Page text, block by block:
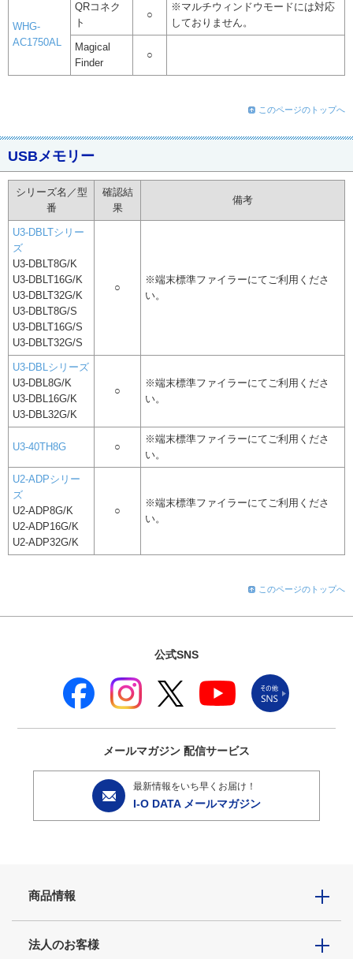
WHG-
AC1750AL
QRコネク
ト
○
※マルチウィンドウモードには対応
しておりません。
Magical
Finder
○
このページのトップへ
USBメモリー
シリーズ名／型
番
確認結
果
備考
U3-DBLTシリー
ズ
U3-DBLT8G/K
U3-DBLT16G/K
U3-DBLT32G/K
U3-DBLT8G/S
U3-DBLT16G/S
U3-DBLT32G/S
○
※端末標準ファイラーにてご利用くださ
い。
U3-DBLシリーズ
U3-DBL8G/K
U3-DBL16G/K
U3-DBL32G/K
○
※端末標準ファイラーにてご利用くださ
い。
U3-40TH8G ○
※端末標準ファイラーにてご利用くださ
い。
U2-ADPシリー
ズ
U2-ADP8G/K
U2-ADP16G/K
U2-ADP32G/K
○
※端末標準ファイラーにてご利用くださ
い。
このページのトップへ
公式SNS
メールマガジン 配信サービス
最新情報をいち早くお届け！
I-O DATA メールマガジン
商品情報
法人のお客様